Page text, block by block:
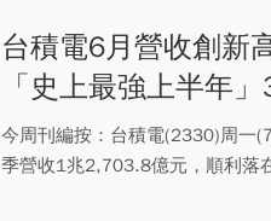
台積電6月營收創新
「史上最強上半年
先被喊到這價位
今周刊編按：台積電(2330)周一
季營收1兆2,703.8億元，順利落